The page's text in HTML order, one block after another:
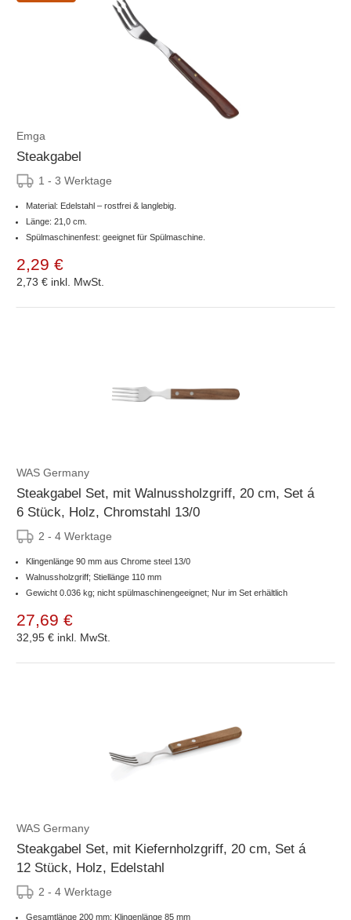
Emga
Steakgabel
1 - 3 Werktage
Material: Edelstahl – rostfrei & langlebig.
Länge: 21,0 cm.
Spülmaschinenfest: geeignet für Spülmaschine.
2,29 €
2,73 € inkl. MwSt.
WAS Germany
Steakgabel Set, mit Walnussholzgriff, 20 cm, Set á
6 Stück, Holz, Chromstahl 13/0
2 - 4 Werktage
Klingenlänge 90 mm aus Chrome steel 13/0
Walnussholzgriff; Stiellänge 110 mm
Gewicht 0.036 kg; nicht spülmaschinengeeignet; Nur im Set erhältlich
27,69 €
32,95 € inkl. MwSt.
WAS Germany
Steakgabel Set, mit Kiefernholzgriff, 20 cm, Set á
12 Stück, Holz, Edelstahl
2 - 4 Werktage
Gesamtlänge 200 mm; Klingenlänge 85 mm